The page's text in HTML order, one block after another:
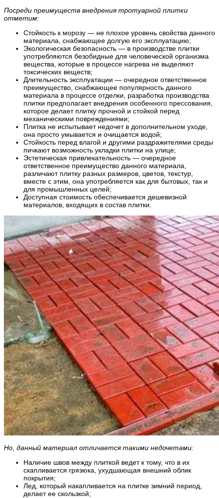
Посреди преимуществ внедрения тротуарной плитки
отметим:
Стойкость к морозу — не плохое уровень свойства данного
материала, снабжающее долгую его эксплуатацию;
Экологическая безопасность — в производстве плитки
употребляются безобидные для человеческой организма
вещества, которые в процессе нагрева не выделяют
токсических веществ;
Длительность эксплуатации — очередное ответственное
преимущество, снабжающее популярность данного
материала в процессе отделки, разработка производства
плитки предполагает внедрения особенного прессования,
которое делает плитку прочной и стойкой перед
механическими повреждениями;
Плитка не испытывает недочет в дополнительном уходе,
она просто умывается и очищается водой;
Стойкость перед влагой и другими раздражителями среды
пичкают возможность укладки плитки на улице;
Эстетическая привлекательность — очередное
ответственное преимущество данного материала,
различают плитку разных размеров, цветов, текстур,
вместе с этим, она употребляется как для бытовых, так и
для промышленных целей;
Доступная стоимость обеспечивается дешевизной
материалов, входящих в состав плитки.
Но, данный материал отличается такими недочетами:
Наличие швов между плиткой ведет к тому, что в их
скапливается грязюка, ухудшающая внешний облик
покрытия;
Лед, который накапливается на плитке зимний период,
делает ее скользкой;